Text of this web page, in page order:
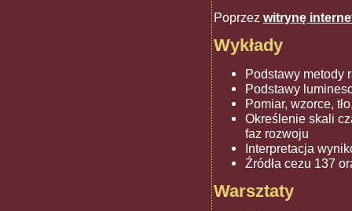
Poprzez witrynę
Wykłady
Podstawy metody
Podstawy
Pomiar, wzorce,
Określenie skali
faz rozwoju
Interpretacja
Źródła cezu 137
Warsztaty